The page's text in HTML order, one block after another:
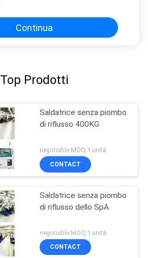
Continua
Top Prodotti
Saldatrice senza piombo
di riflusso 400KG
negotiable MOQ:1 unità
CONTACT
Saldatrice senza piombo
di riflusso dello SpA
negotiable MOQ:1 unità
CONTACT